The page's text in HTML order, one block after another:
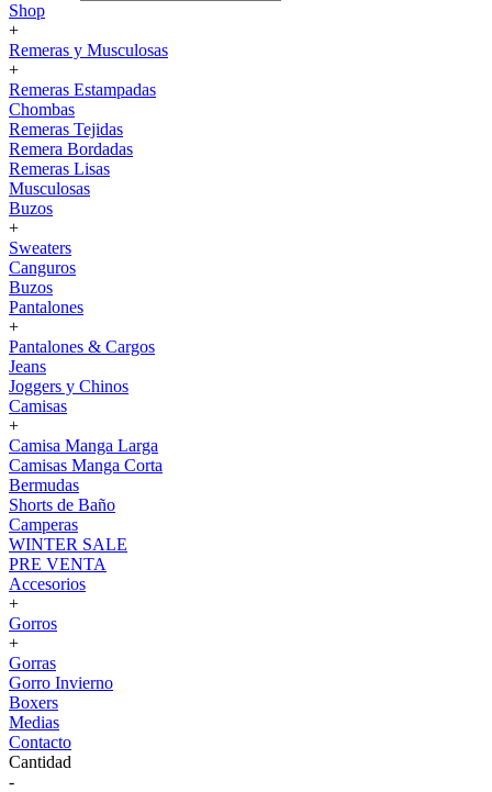
Shop
+
Remeras y Musculosas
+
Remeras Estampadas
Chombas
Remeras Tejidas
Remera Bordadas
Remeras Lisas
Musculosas
Buzos
+
Sweaters
Canguros
Buzos
Pantalones
+
Pantalones & Cargos
Jeans
Joggers y Chinos
Camisas
+
Camisa Manga Larga
Camisas Manga Corta
Bermudas
Shorts de Baño
Camperas
WINTER SALE
PRE VENTA
Accesorios
+
Gorros
+
Gorras
Gorro Invierno
Boxers
Medias
Contacto
Cantidad
-